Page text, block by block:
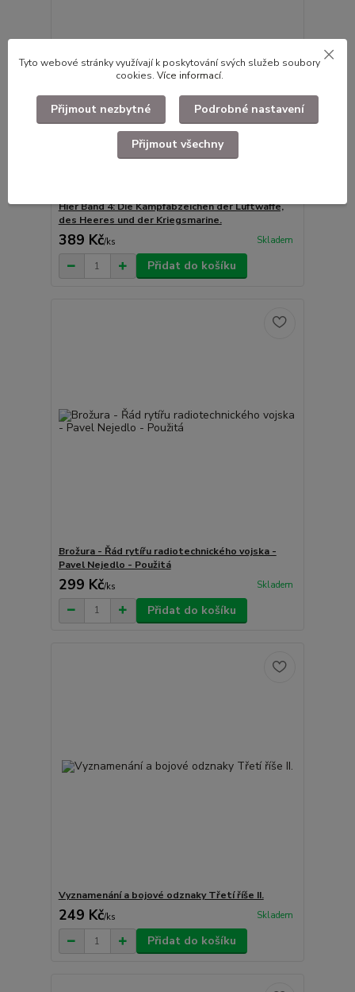
Hier Band 4: Die Kampfabzeichen der Luftwaffe,
des Heeres und der Kriegsmarine.
389 Kč/ks Skladem
Přidat do košíku
Brožura - Řád rytířu radiotechnického vojska -
Pavel Nejedlo - Použitá
299 Kč/ks Skladem
Přidat do košíku
Vyznamenání a bojové odznaky Třetí říše II.
249 Kč/ks Skladem
Přidat do košíku
Tyto webové stránky využívají k poskytování svých služeb soubory
cookies. Více informací.
Přijmout nezbytné Podrobné nastavení
Přijmout všechny